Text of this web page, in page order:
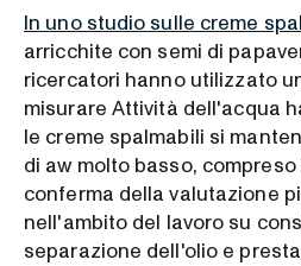
In uno studio sulle creme
arricchite con semi di
ricercatori hanno utilizzato
misurare Attività dell'acqua
le creme spalmabili si
di aw molto basso,
conferma della valutazione
nell'ambito del lavoro su
separazione dell'olio e